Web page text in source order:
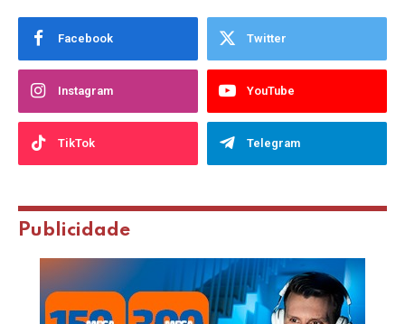
Facebook Twitter
Instagram YouTube
TikTok Telegram
Publicidade